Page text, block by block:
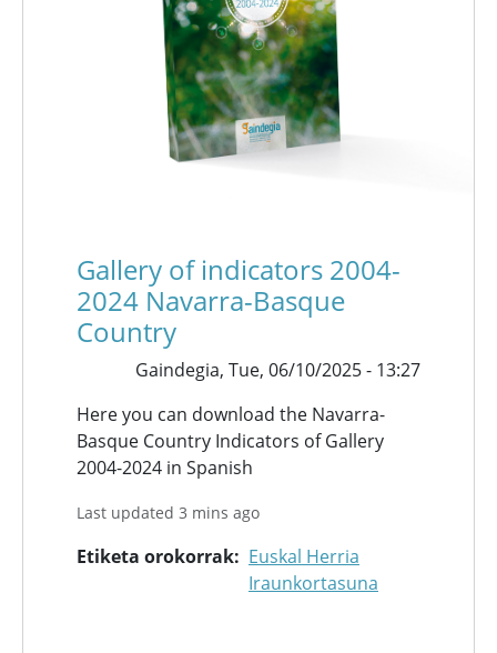
Gallery of indicators 2004-
2024 Navarra-Basque
Country
Gaindegia, Tue, 06/10/2025 - 13:27
Here you can download the Navarra-
Basque Country Indicators of Gallery
2004-2024 in Spanish
Last updated 3 mins ago
Etiketa orokorrak
Euskal Herria
Iraunkortasuna